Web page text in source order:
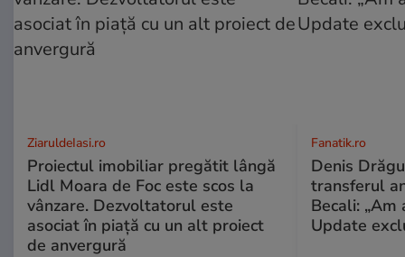
ZiaruldeIasi.ro
Proiectul imobiliar pregătit lângă
Lidl Moara de Foc este scos la
vânzare. Dezvoltatorul este
asociat în piață cu un alt proiect
de anvergură
Fanatik.ro
Denis
transferul
Becali: „Am
Update